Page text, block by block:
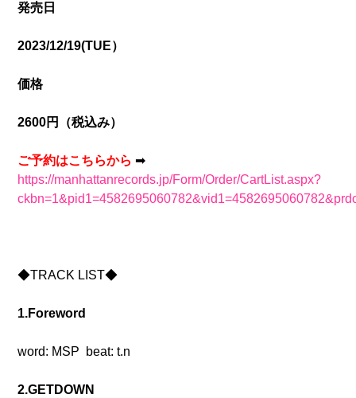
発売日
2023/12/19(TUE）
価格
2600円（税込み）
ご予約はこちらから ➡
https://manhattanrecords.jp/Form/Order/CartList.aspx?
◆TRACK LIST◆
1.Foreword
word: MSP beat: t.n
2.GETDOWN